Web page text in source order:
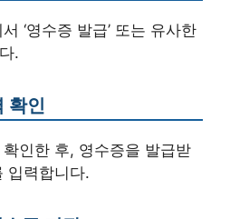
‘영수증 발급’ 또는 유사한
.
확인
인한 후, 영수증을 발급받
입력합니다.